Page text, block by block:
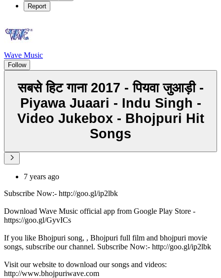
Report
Wave Music
Follow
सबसे हिट गाना 2017 - पियवा जुआड़ी -
Piyawa Juaari - Indu Singh -
Video Jukebox - Bhojpuri Hit
Songs
7 years ago
Subscribe Now:- http://goo.gl/ip2lbk
Download Wave Music official app from Google Play Store -
https://goo.gl/GyvICs
If you like Bhojpuri song, , Bhojpuri full film and bhojpuri movie
songs, subscribe our channel. Subscribe Now:- http://goo.gl/ip2lbk
Visit our website to download our songs and videos:
http://www.bhojpuriwave.com